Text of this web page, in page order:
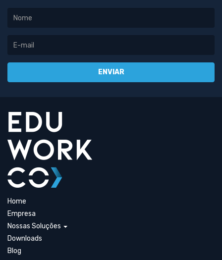
Home
Empresa
Nossas Soluções
Downloads
Blog